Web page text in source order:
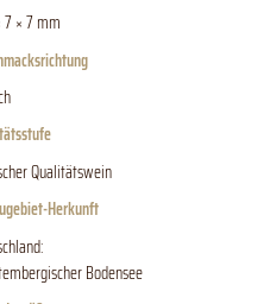
7 × 7 mm
Qualitätswein
Herkunft
Bodensee